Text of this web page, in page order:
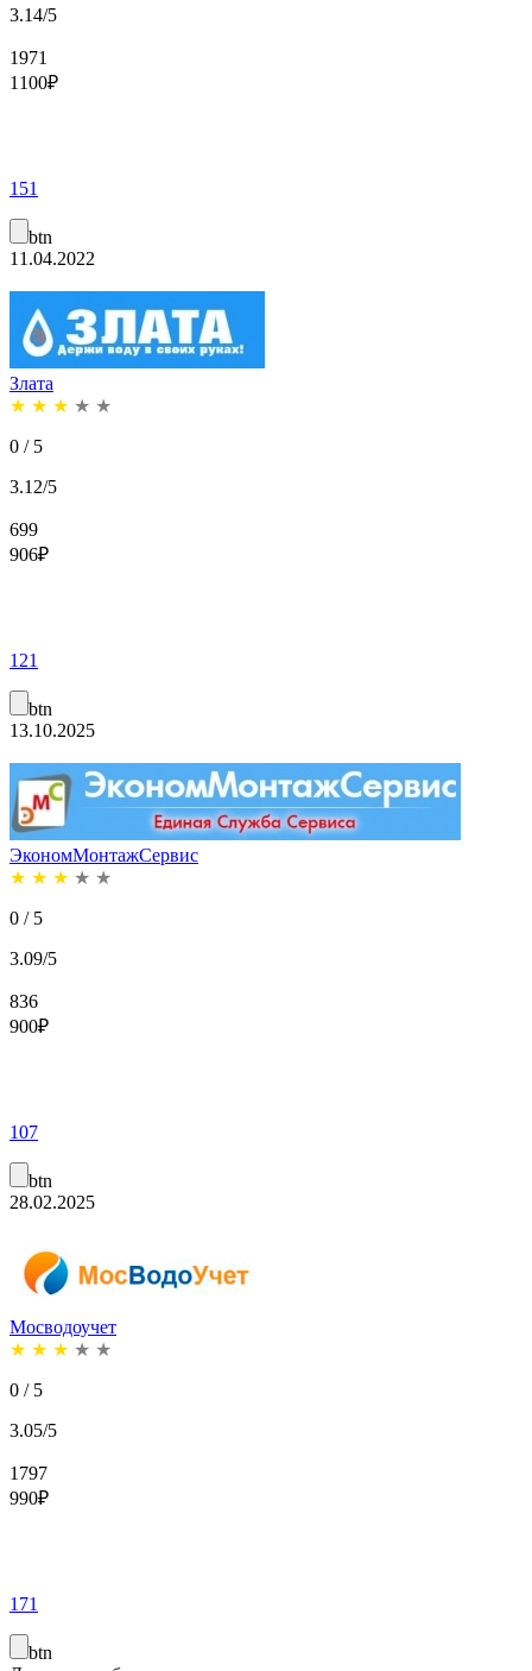
3.14/5
1971
1100₽
151
btn
11.04.2022
Злата
★ ★ ★ ★ ★
0 / 5
3.12/5
699
906₽
121
btn
13.10.2025
ЭкономМонтажСервис
★ ★ ★ ★ ★
0 / 5
3.09/5
836
900₽
107
btn
28.02.2025
Мосводоучет
★ ★ ★ ★ ★
0 / 5
3.05/5
1797
990₽
171
btn